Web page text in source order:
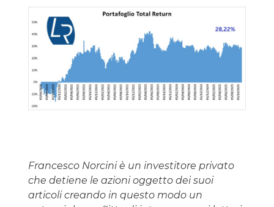
Francesco Norcini è un investitore privato
che detiene le azioni oggetto dei suoi
articoli creando in questo modo un